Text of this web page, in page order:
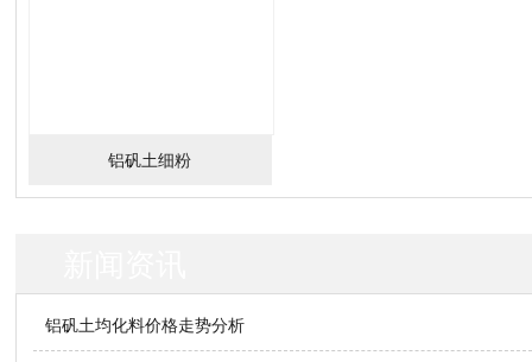
铝矾土细粉
铝矾土均化料价格走势分析